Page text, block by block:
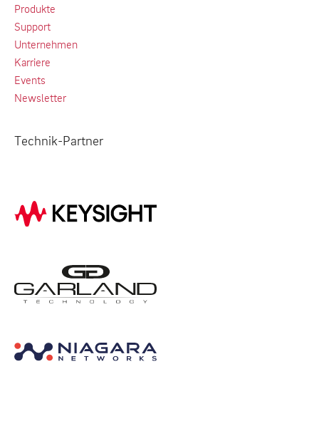
Produkte
Support
Unternehmen
Karriere
Events
Newsletter
Technik-Partner